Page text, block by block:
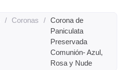
/ Coronas / Corona de
Paniculata
Preservada
Comunión- Azul,
Rosa y Nude